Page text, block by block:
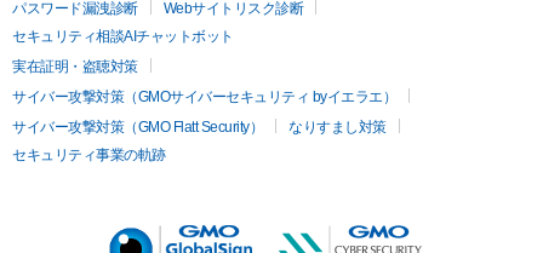
パスワード漏洩診断
Webサイトリスク診断
セキュリティ相談AIチャットボット
実在証明・盗聴対策
サイバー攻撃対策（GMOサイバーセキュリティ byイエラエ）
サイバー攻撃対策（GMO Flatt Security）
なりすまし対策
セキュリティ事業の軌跡